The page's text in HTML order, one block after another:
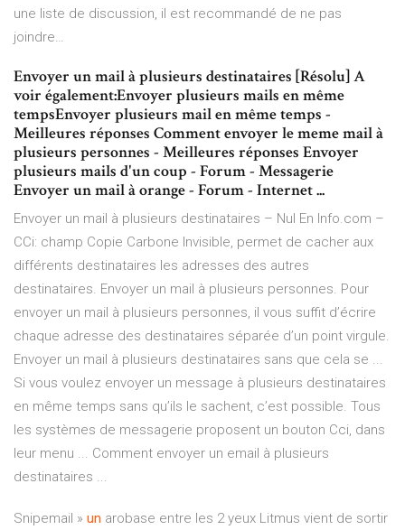
une liste de discussion, il est recommandé de ne pas
joindre…
Envoyer un mail à plusieurs destinataires [Résolu] A
voir également:Envoyer plusieurs mails en même
tempsEnvoyer plusieurs mail en même temps -
Meilleures réponses Comment envoyer le meme mail à
plusieurs personnes - Meilleures réponses Envoyer
plusieurs mails d'un coup - Forum - Messagerie
Envoyer un mail à orange - Forum - Internet ...
Envoyer un mail à plusieurs destinataires – Nul En Info.com –
CCi: champ Copie Carbone Invisible, permet de cacher aux
différents destinataires les adresses des autres
destinataires. Envoyer un mail à plusieurs personnes. Pour
envoyer un mail à plusieurs personnes, il vous suffit d’écrire
chaque adresse des destinataires séparée d’un point virgule.
Envoyer un mail à plusieurs destinataires sans que cela se ...
Si vous voulez envoyer un message à plusieurs destinataires
en même temps sans qu’ils le sachent, c’est possible. Tous
les systèmes de messagerie proposent un bouton Cci, dans
leur menu ... Comment envoyer un email à plusieurs
destinataires ...
Snipemail » un arobase entre les 2 yeux Litmus vient de sortir